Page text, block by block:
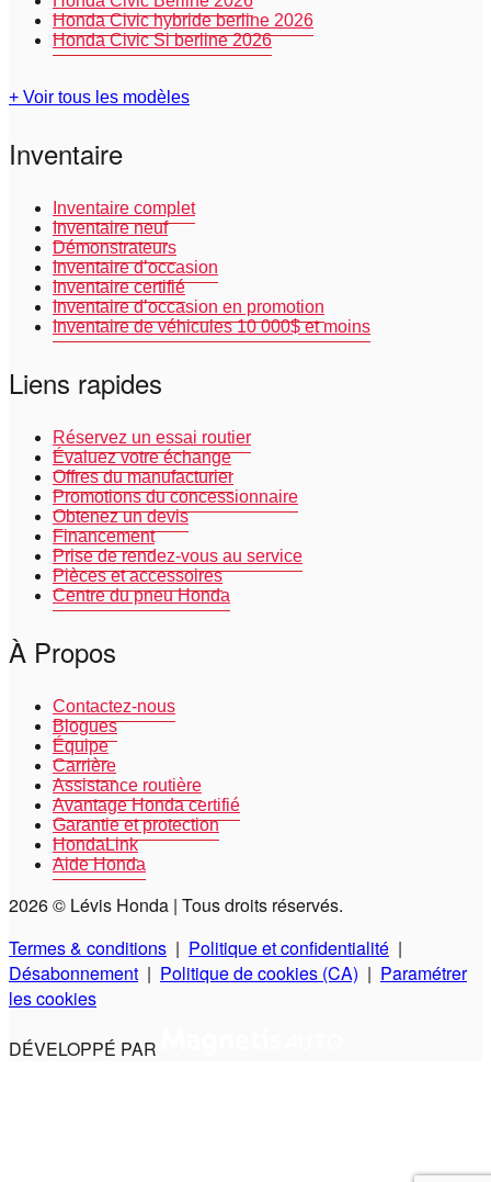
Honda Civic hybride berline 2026
Honda Civic Si berline 2026
+ Voir tous les modèles
Inventaire
Inventaire complet
Inventaire neuf
Démonstrateurs
Inventaire d’occasion
Inventaire certifié
Inventaire d’occasion en promotion
Inventaire de véhicules 10 000$ et moins
Liens rapides
Réservez un essai routier
Évaluez votre échange
Offres du manufacturier
Promotions du concessionnaire
Obtenez un devis
Financement
Prise de rendez-vous au service
Pièces et accessoires
Centre du pneu Honda
À Propos
Contactez-nous
Blogues
Équipe
Carrière
Assistance routière
Avantage Honda certifié
Garantie et protection
HondaLink
Aide Honda
2026 © Lévis Honda | Tous droits réservés.
Termes & conditions | Politique et confidentialité |
Désabonnement | Politique de cookies (CA) | Paramétrer
les cookies
DÉVELOPPÉ PAR